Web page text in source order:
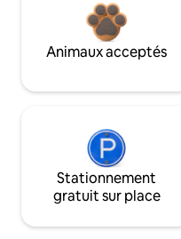
Animaux acceptés
Stationnement
gratuit sur place